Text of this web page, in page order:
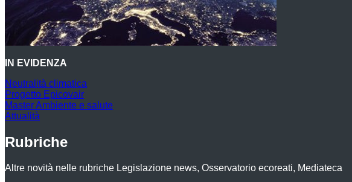
IN EVIDENZA
Neutralità climatica
Progetto Epicovair
Master Ambiente e salute
Attualità
Rubriche
Altre novità nelle rubriche Legislazione news, Osservatorio ecoreati, Mediateca